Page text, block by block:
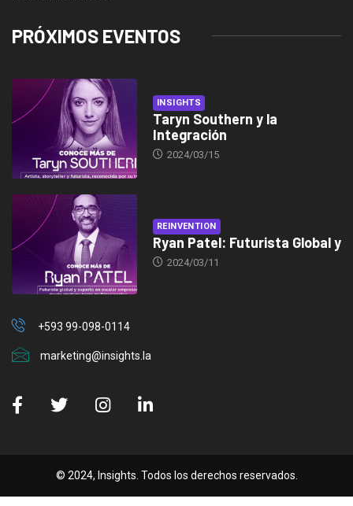
PRÓXIMOS EVENTOS
INSIGHTS
Taryn Southern y la
Integración
2024/03/15
REINVENTION
Ryan Patel: Futurista Global y
2024/03/11
+593 99-098-0114
marketing@insights.la
© 2024, Insights. Todos los derechos reservados.